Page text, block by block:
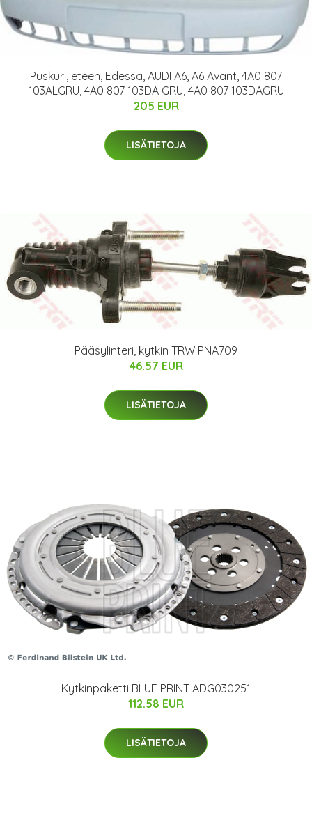
Puskuri, eteen, Edessä, AUDI A6, A6 Avant, 4A0 807
103ALGRU, 4A0 807 103DA GRU, 4A0 807 103DAGRU
205 EUR
LISÄTIETOJA
Pääsylinteri, kytkin TRW PNA709
46.57 EUR
LISÄTIETOJA
Kytkinpaketti BLUE PRINT ADG030251
112.58 EUR
LISÄTIETOJA